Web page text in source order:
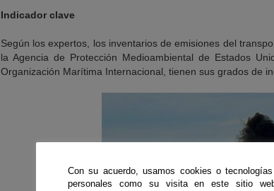
Indicador clave
Según los expertos, los inventarios de emisiones del
la Agencia de Protección Medioambiental de Estados
Organización Marítima Internacional, tienen sus grados de
Con su acuerdo, usamos cookies o
personales como su visita en este sitio